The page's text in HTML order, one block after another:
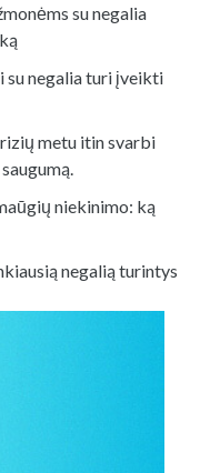
su negalia
su negalia turi įveikti
metu itin svarbi
niekinimo: ką
negalią turintys